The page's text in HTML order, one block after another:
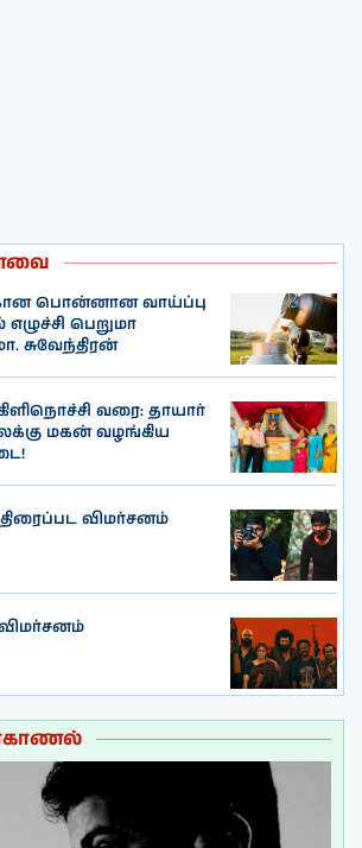
பொன்னான வாய்ப்பு
பெறுமா
சுவேந்திரன்
வரை: தாயார்
மகன் வழங்கிய
விமர்சனம்
விமர்சனம்